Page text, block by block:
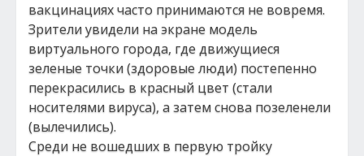
вакцинациях часто принимаются не вовремя.
Зрители увидели на экране модель
виртуального города, где движущиеся
зеленые точки (здоровые люди) постепенно
перекрасились в красный цвет (стали
носителями вируса), а затем снова позеленели
(вылечились).
Среди не вошедших в первую тройку